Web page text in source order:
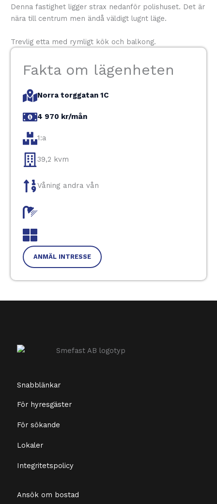
Denna fastighet ligger strax nedanför polishuset. Det är
nära till centrum men ändå väldigt lugnt läge.
Trevlig etta med rymligt kök och balkong.
Fakta om lägenheten
Norra torggatan 1C
4 970 kr/mån
1:a
39,2 kvm
Våning andra vån
ANMÄL INTRESSE
Snabblänkar
För hyresgäster
För sökande
Lokaler
Integritetspolicy
Ansök om bostad